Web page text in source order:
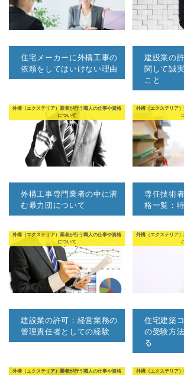
住宅メーカーに外構工事の
依頼をしてはいけない理由
建設業の
関して誠
こと
外構（エクステリア）業者が行う職人の仕事や資格
について
外構工事専門業者の中に潜
む暴力団について
外構（エクステリア
専任技術
格一覧：
外構（エクステリア）業者が行う職人の仕事や資格
について
建設業の許可：経営業務の
管理責任者としての経験
外構（エクステリア
住宅建築
の受験方
る
外構（エクステリア）業者が行う職人の仕事や資格
外構（エクステリア